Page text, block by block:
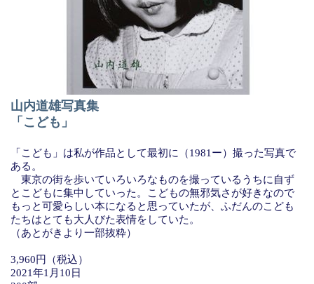
山内道雄写真集
「こども」
「こども」は私が作品として最初に（1981ー）撮った写真で
ある。
東京の街を歩いていろいろなものを撮っているうちに自ず
とこどもに集中していった。こどもの無邪気さが好きなので
もっと可愛らしい本になると思っていたが、ふだんのこども
たちはとても大人びた表情をしていた。
（あとがきより一部抜粋）
3,960円（税込）
2021年1月10日